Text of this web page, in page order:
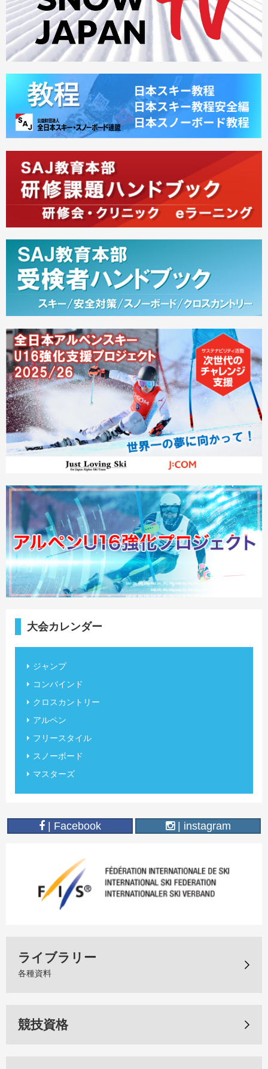
大会カレンダー
ジャンプ
コンバインド
クロスカントリー
アルペン
フリースタイル
スノーボード
マスターズ
| Facebook | instagram
ライブラリー
各種資料
競技資格